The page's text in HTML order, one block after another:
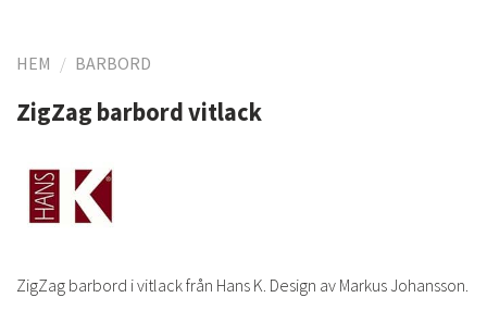
HEM / BARBORD
ZigZag barbord vitlack
ZigZag barbord i vitlack från Hans K. Design av Markus Johansson.